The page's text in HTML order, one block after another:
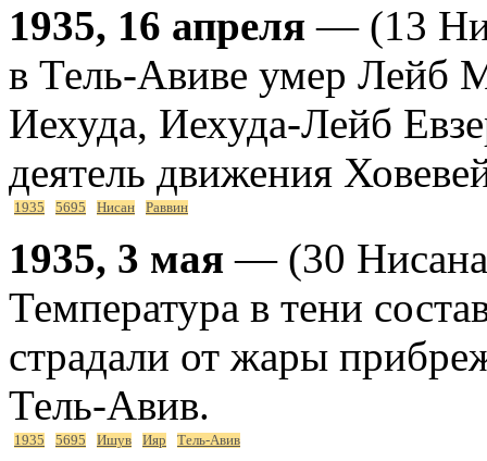
1935, 16 апреля — (13
в Тель-Авиве умер Лейб
Иехуда, Иехуда-Лейб
деятель движения
1935 5695 Нисан Раввин
1935, 3 мая — (30
Температура в тени
страдали от жары
Тель-Авив.
1935 5695 Ишув Ияр Тель-Авив